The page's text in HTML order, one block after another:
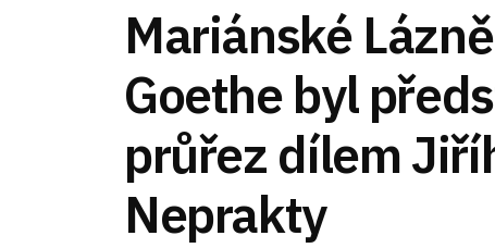
Mariánské
Goethe byl
průřez dílem
Neprakty